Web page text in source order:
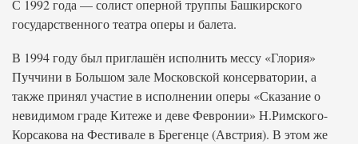
С 1992 года — солист оперной труппы Башкирского
государственного театра оперы и балета.
В 1994 году был приглашён исполнить мессу «Глория»
Пуччини в Большом зале Московской консерватории, а
также принял участие в исполнении оперы «Сказание о
невидимом граде Китеже и деве Февронии» Н.Римского-
Корсакова на Фестивале в Брегенце (Австрия). В этом же